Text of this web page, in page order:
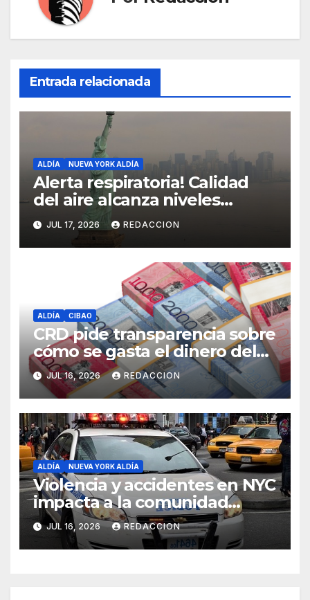
Entrada relacionada
ALDÍA NUEVA YORK ALDÍA
Alerta respiratoria! Calidad
del aire alcanza niveles
peligrosos en NYC
JUL 17, 2026 REDACCION
ALDÍA CIBAO
CRD pide transparencia sobre
cómo se gasta el dinero del
Seguro Familiar de Salud
JUL 16, 2026 REDACCION
ALDÍA NUEVA YORK ALDÍA
Violencia y accidentes en NYC
impacta a la comunidad
dominicana
JUL 16, 2026 REDACCION